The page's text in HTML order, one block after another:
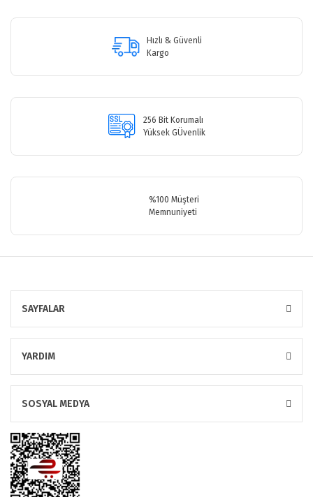
Ürün fiyatı diğer sitelerden daha pahalı.
Hızlı & Güvenli
Kargo
256 Bit Korumalı
Yüksek GÜvenlik
%100 Müşteri
Memnuniyeti
SAYFALAR
YARDIM
SOSYAL MEDYA